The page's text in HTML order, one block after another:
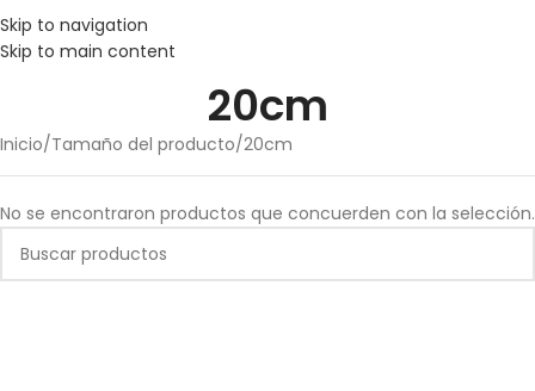
Skip to navigation
Skip to main content
20cm
Inicio Tamaño del producto 20cm
No se encontraron productos que concuerden con la selección.